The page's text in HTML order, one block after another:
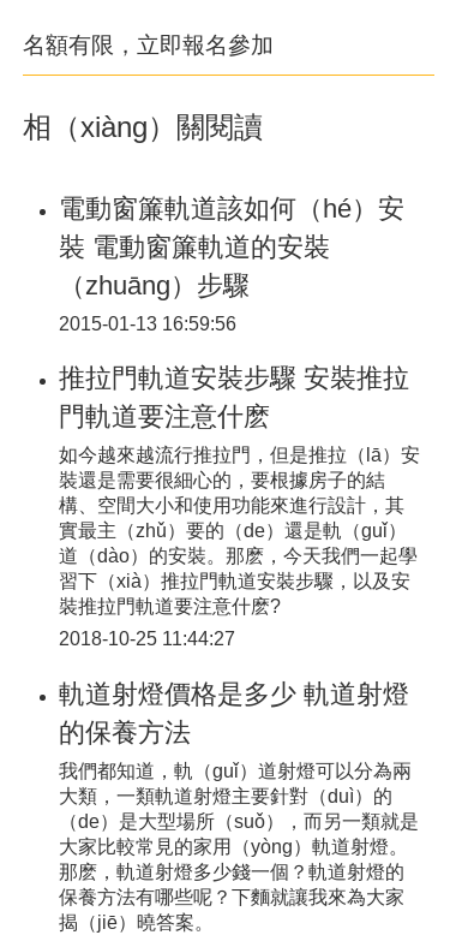
名額有限，立即報名參加
相（xiàng）關閱讀
電動窗簾軌道該如何（hé）安
裝 電動窗簾軌道的安裝
（zhuāng）步驟
2015-01-13 16:59:56
推拉門軌道安裝步驟 安裝推拉
門軌道要注意什麽
如今越來越流行推拉門，但是推拉（lā）安
裝還是需要很細心的，要根據房子的結
構、空間大小和使用功能來進行設計，其
實最主（zhǔ）要的（de）還是軌（guǐ）
道（dào）的安裝。那麽，今天我們一起學
習下（xià）推拉門軌道安裝步驟，以及安
裝推拉門軌道要注意什麽?
2018-10-25 11:44:27
軌道射燈價格是多少 軌道射燈
的保養方法
我們都知道，軌（guǐ）道射燈可以分為兩
大類，一類軌道射燈主要針對（duì）的
（de）是大型場所（suǒ），而另一類就是
大家比較常見的家用（yòng）軌道射燈。
那麽，軌道射燈多少錢一個？軌道射燈的
保養方法有哪些呢？下麵就讓我來為大家
揭（jiē）曉答案。